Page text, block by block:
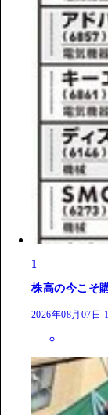
1
株高の今こそ
2026年08月07日